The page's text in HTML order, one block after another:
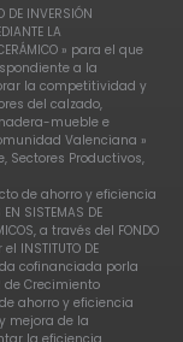
INVERSIÓN
LA
CERÁMICO » para el que
a la
la competitividad y
del calzado,
mueble e
Valenciana »
Sectores Productivos,
de ahorro y eficiencia
SISTEMAS DE
a través del FONDO
INSTITUTO DE
cofinanciada porla
de Crecimiento
ahorro y eficiencia
mejora de la